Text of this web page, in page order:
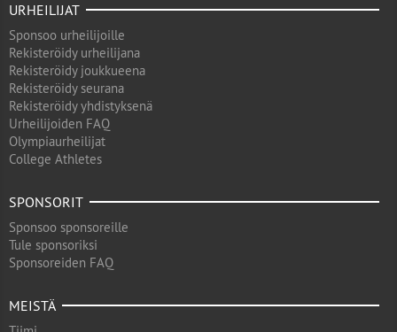
URHEILIJAT
Sponsoo urheilijoille
Rekisteröidy urheilijana
Rekisteröidy joukkueena
Rekisteröidy seurana
Rekisteröidy yhdistyksenä
Urheilijoiden FAQ
Olympiaurheilijat
College Athletes
SPONSORIT
Sponsoo sponsoreille
Tule sponsoriksi
Sponsoreiden FAQ
MEISTÄ